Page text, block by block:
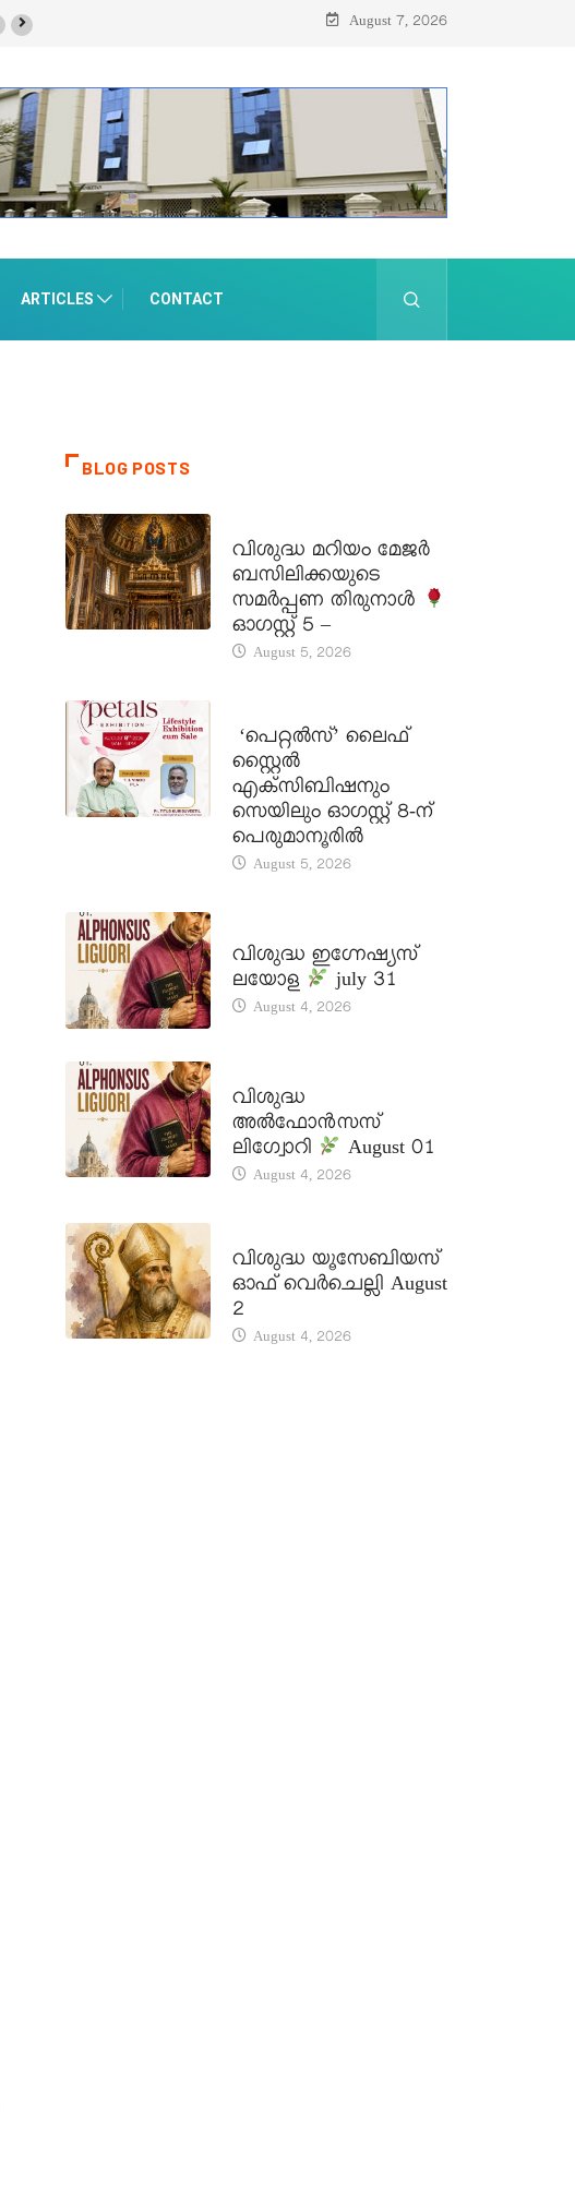
August 7, 2026
ARTICLES CONTACT
BLOG POSTS
വിശുദ്ധ മറിയം മേജർ
ബസിലിക്കയുടെ
സമർപ്പണ തിരുനാൾ
ഓഗസ്റ്റ് 5 –
August 5, 2026
‘പെറ്റൽസ്’ ലൈഫ്
സ്റ്റൈൽ
എക്സിബിഷനും
സെയിലും ഓഗസ്റ്റ് 8-ന്
പെരുമാനൂരിൽ
August 5, 2026
വിശുദ്ധ ഇഗ്നേഷ്യസ്
ലയോള
july 31
August 4, 2026
വിശുദ്ധ
അൽഫോൻസസ്
ലിഗ്വോറി
August 01
August 4, 2026
വിശുദ്ധ യൂസേബിയസ്
ഓഫ് വെർചെല്ലി August
2
August 4, 2026